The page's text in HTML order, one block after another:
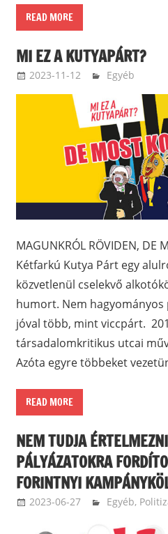
READ MORE
MI EZ A KUTYAPÁRT?
2023-11-12 terdikroland
Egyéb
MAGUNKRÓL RÖVIDEN, DE
Kétfarkú Kutya Párt egy
közvetlenül cselekvő
humort. Nem
jóval több, mint viccpárt.
társadalomkritikus utcai
Azóta egyre többeket
READ MORE
NEM TUDJA
PÁLYÁZATOKRA
FORINTNYI
2023-06-27 Egyéb,